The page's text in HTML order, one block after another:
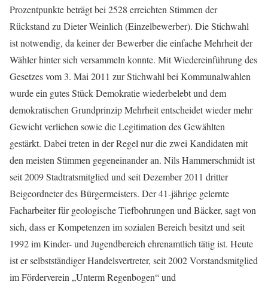
Prozentpunkte beträgt bei 2528 erreichten Stimmen der
Rückstand zu Dieter Weinlich (Einzelbewerber). Die Stichwahl
ist notwendig, da keiner der Bewerber die einfache Mehrheit der
Wähler hinter sich versammeln konnte. Mit Wiedereinführung des
Gesetzes vom 3. Mai 2011 zur Stichwahl bei Kommunalwahlen
wurde ein gutes Stück Demokratie wiederbelebt und dem
demokratischen Grundprinzip Mehrheit entscheidet wieder mehr
Gewicht verliehen sowie die Legitimation des Gewählten
gestärkt. Dabei treten in der Regel nur die zwei Kandidaten mit
den meisten Stimmen gegeneinander an. Nils Hammerschmidt ist
seit 2009 Stadtratsmitglied und seit Dezember 2011 dritter
Beigeordneter des Bürgermeisters. Der 41-jährige gelernte
Facharbeiter für geologische Tiefbohrungen und Bäcker, sagt von
sich, dass er Kompetenzen im sozialen Bereich besitzt und seit
1992 im Kinder- und Jugendbereich ehrenamtlich tätig ist. Heute
ist er selbstständiger Handelsvertreter, seit 2002 Vorstandsmitglied
im Förderverein „Unterm Regenbogen“ und